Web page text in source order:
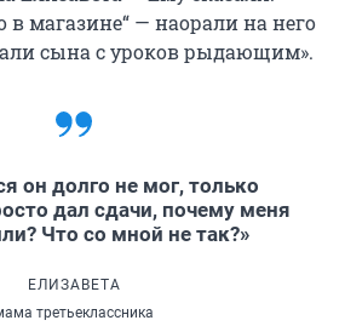
в магазине“ — наорали на него
сына с уроков рыдающим».
он долго не мог, только
дал сдачи, почему меня
Что со мной не так?»
ЕЛИЗАВЕТА
третьеклассника